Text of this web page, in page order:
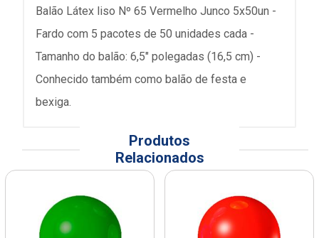
Balão Látex liso Nº 65 Vermelho Junco 5x50un -
Fardo com 5 pacotes de 50 unidades cada -
Tamanho do balão: 6,5" polegadas (16,5 cm) -
Conhecido também como balão de festa e
bexiga.
Produtos
Relacionados